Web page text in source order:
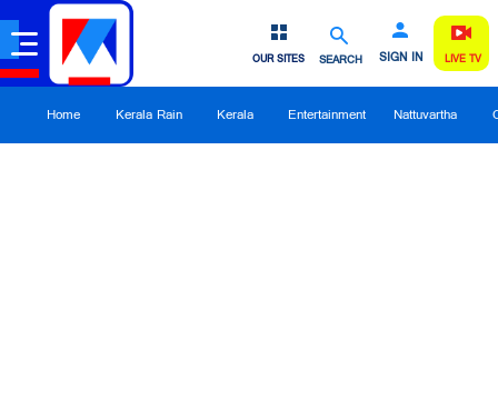
SEARCH SIGN IN
OUR SITES LIVE TV
Home Kerala Rain Kerala Entertainment Nattuvartha